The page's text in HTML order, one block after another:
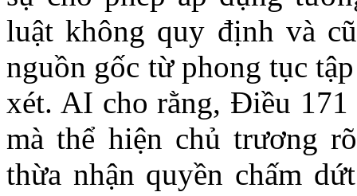
luật không quy định và
nguồn gốc từ phong tục
xét. AI cho rằng, Điều 171
mà thể hiện chủ trương
thừa nhận quyền chấm